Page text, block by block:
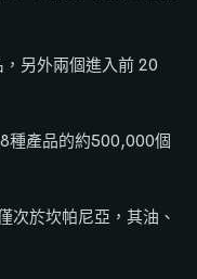
另外兩個進入前 20
種產品的約500,000個
次於坎帕尼亞，其油、